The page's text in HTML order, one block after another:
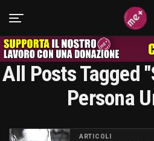
All Posts Tagged
Persona
ARTICOLI